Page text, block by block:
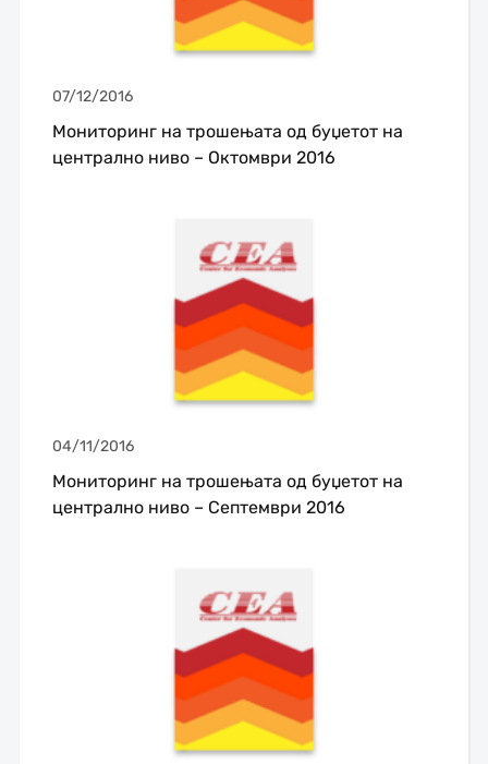
07/12/2016
Мониторинг на трошењата од буџетот на
централно ниво – Октомври 2016
04/11/2016
Мониторинг на трошењата од буџетот на
централно ниво – Септември 2016